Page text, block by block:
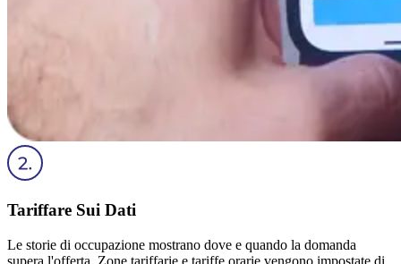
Tariffare Sui Dati
Le storie di occupazione mostrano dove e quando la domanda